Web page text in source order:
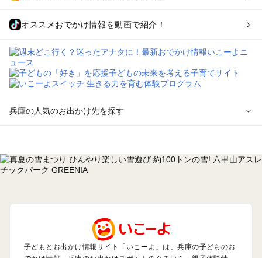
オススメおでかけ情報を動画で紹介！
兵庫の人気のお出かけ先を探す
を探す
神戸・有馬・六甲山・西宮・明石のプールお出かけ
淡路島のプールお出かけ
城崎・豊岡・竹野のプールお出かけ
神鍋・養父・和田山・鉢伏のプールお出かけ
香住・湯村・浜坂のプールお出かけ
子どもとお出かけ情報サイト「いこーよ」は、兵庫の子どものお